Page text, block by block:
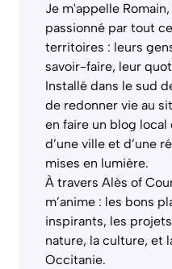
Je m'appelle
passionné par tout
territoires : leurs
savoir-faire, leur
Installé dans le sud
de redonner vie au
en faire un blog
d’une ville et d’une
mises en lumière.
À travers Alès of
m’anime : les bons
inspirants, les
nature, la culture, et
Occitanie.